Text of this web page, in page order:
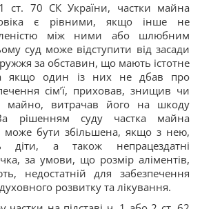
ст. 70 СК України, частки майна
є рівними, якщо інше не
між ними або шлюбним
суд може відступити від засади
за обставин, що мають істотне
якщо один із них не дбав про
сім’ї, приховав, знищив чи
майно, витрачав його на шкоду
За рішенням суду частка майна
може бути збільшена, якщо з нею,
діти, а також непрацездатні
за умови, що розмір аліментів,
недостатній для забезпечення
розвитку та лікування.